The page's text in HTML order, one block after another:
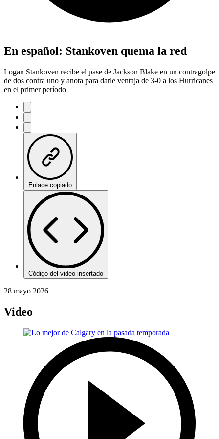
En español: Stankoven quema la red
Logan Stankoven recibe el pase de Jackson Blake en un contragolpe
de dos contra uno y anota para darle ventaja de 3-0 a los Hurricanes
en el primer período
Enlace copiado
Código del video insertado
28 mayo 2026
Video